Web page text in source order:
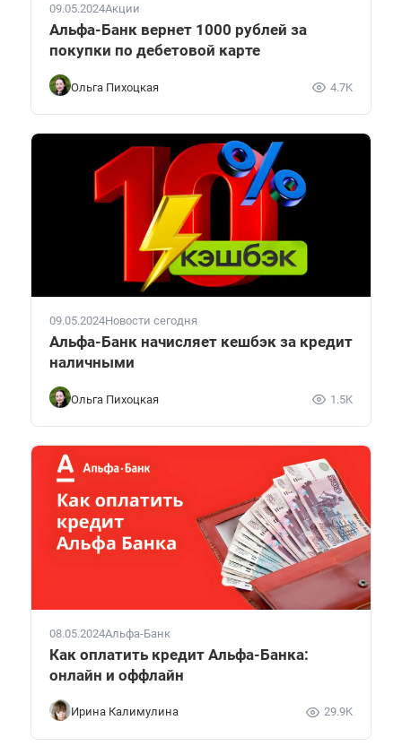
09.05.2024Акции
Альфа-Банк вернет 1000 рублей за
покупки по дебетовой карте
Ольга Пихоцкая 4.7K
09.05.2024Новости сегодня
Альфа-Банк начисляет кешбэк за кредит
наличными
Ольга Пихоцкая 1.5K
08.05.2024Альфа-Банк
Как оплатить кредит Альфа-Банка:
онлайн и оффлайн
Ирина Калимулина 29.9K